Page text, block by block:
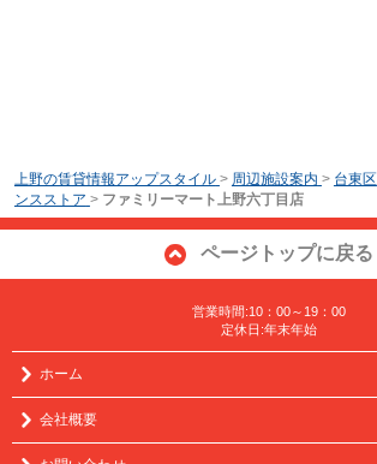
上野の賃貸情報アップスタイル > 周辺施設案内 > 台東区
ンスストア > ファミリーマート上野六丁目店
ページトップに戻る
営業時間:10：00～19：00
定休日:年末年始
ホーム
会社概要